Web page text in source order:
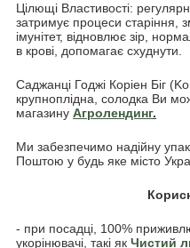
Цілющі Властивості:
затримує процеси старіння,
імунітет, відновлює зір,
в крові, допомагає схуднути.
Саджанці Годжі Коріен Біг
крупноплідна, солодка Ви
магазину Агролендинг.
Ми забезпечимо надійну
Поштою у будь яке місто
- при посадці, 100%
укорінювачі, такі як Чистий